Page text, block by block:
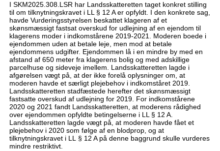
I SKM2025.308.LSR har Landsskatteretten taget konkret stilling
til om tilknytningskravet i LL § 12 A er opfyldt. I den konkrete sag,
havde Vurderingsstyrelsen beskattet klageren af et
skønsmæssigt fastsat overskud for udlejning af en ejendom til
klagerens moder i indkomstårene 2019-2021. Moderen boede i
ejendommen uden at betale leje, men mod at betale
ejendommens udgifter. Ejendommen lå i en mindre by med en
afstand af 650 meter fra klagerens bolig og med adskillige
parcelhuse og sideveje imellem. Landsskatteretten lagde i
afgørelsen vægt på, at der ikke forelå oplysninger om, at
moderen havde et særligt plejebehov i indkomståret 2019.
Landsskatteretten stadfæstede herefter det skønsmæssigt
fastsatte overskud af udlejning for 2019. For indkomstårene
2020 og 2021 fandt Landsskatteretten, at moderens rådighed
over ejendommen opfyldte betingelserne i LL § 12 A.
Landsskatteretten lagde vægt på, at moderen havde fået et
plejebehov i 2020 som følge af en blodprop, og at
tilknytningskravet i LL § 12 A på denne baggrund skulle vurderes
mindre restriktivt.